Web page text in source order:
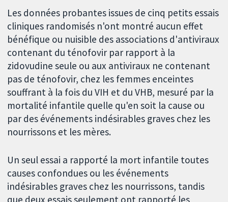
Les données probantes issues de cinq petits essais
cliniques randomisés n'ont montré aucun effet
bénéfique ou nuisible des associations d'antiviraux
contenant du ténofovir par rapport à la
zidovudine seule ou aux antiviraux ne contenant
pas de ténofovir, chez les femmes enceintes
souffrant à la fois du VIH et du VHB, mesuré par la
mortalité infantile quelle qu'en soit la cause ou
par des événements indésirables graves chez les
nourrissons et les mères.
Un seul essai a rapporté la mort infantile toutes
causes confondues ou les événements
indésirables graves chez les nourrissons, tandis
que deux essais seulement ont rapporté les